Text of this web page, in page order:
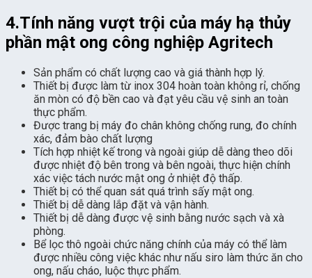
4.Tính năng vượt trội của máy hạ thủy
phần mật ong công nghiệp Agritech
Sản phẩm có chất lượng cao và giá thành hợp lý.
Thiết bị được làm từ inox 304 hoàn toàn không rỉ, chống
ăn mòn có độ bền cao và đạt yêu cầu vệ sinh an toàn
thực phẩm.
Được trang bị máy đo chân không chống rung, đo chính
xác, đảm bào chất lượng
Tích hợp nhiệt kế trong và ngoài giúp dễ dàng theo dõi
được nhiệt độ bên trong và bên ngoài, thực hiện chính
xác việc tách nước mật ong ở nhiệt độ thấp.
Thiết bị có thể quan sát quá trình sấy mật ong.
Thiết bị dễ dàng lắp đặt và vận hành.
Thiết bị dễ dàng được vệ sinh bằng nước sạch và xà
phòng.
Bể lọc thô ngoài chức năng chính của máy có thể làm
được nhiều công việc khác như nấu siro làm thức ăn cho
ong, nấu cháo, luộc thực phẩm.